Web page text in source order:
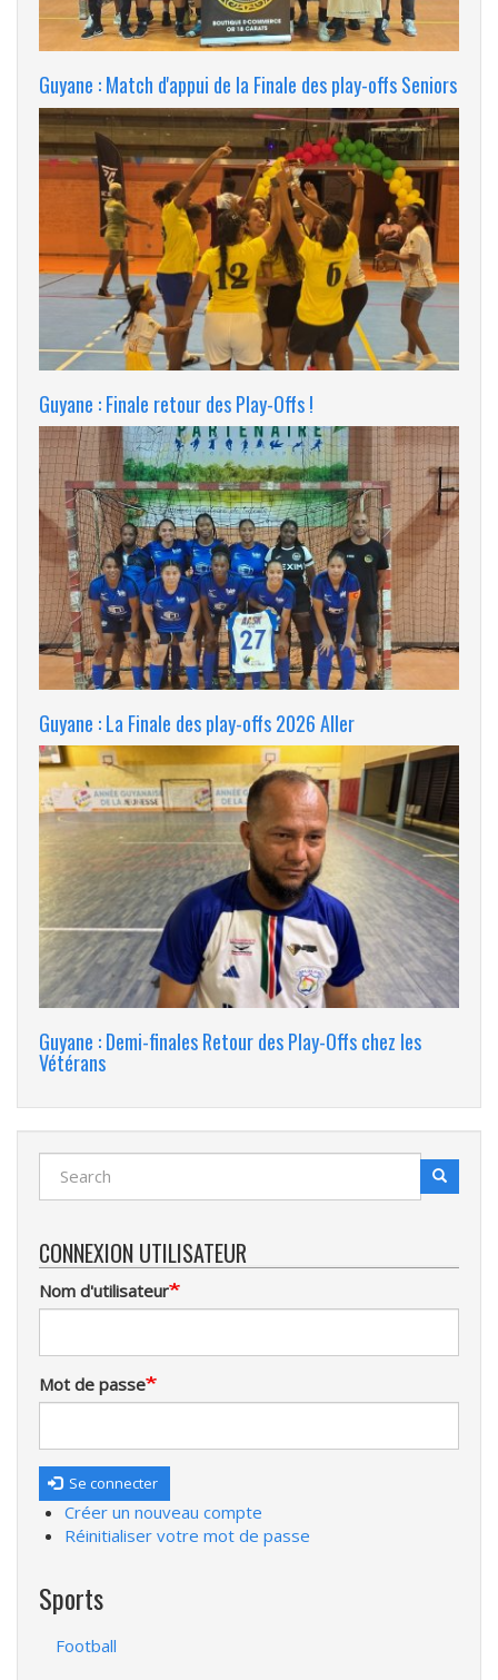
Guyane : Match d'appui de la Finale des play-offs Seniors
Guyane : Finale retour des Play-Offs !
Guyane : La Finale des play-offs 2026 Aller
Guyane : Demi-finales Retour des Play-Offs chez les
Vétérans
Recherche Search
CONNEXION UTILISATEUR
Nom d'utilisateur
Mot de passe
Se connecter
Créer un nouveau compte
Réinitialiser votre mot de passe
Sports
Football